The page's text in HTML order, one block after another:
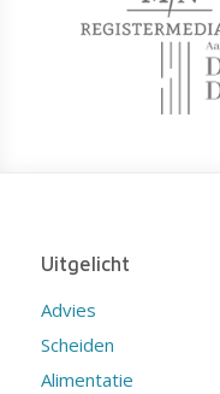
Uitgelicht
Advies
Scheiden
Alimentatie